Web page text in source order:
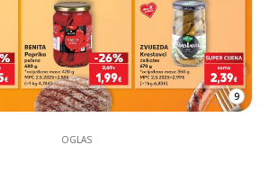
9
OGLAS